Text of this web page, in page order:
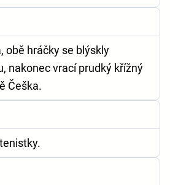
obě hráčky se blýskly
nakonec vrací prudký křížný
Češka.